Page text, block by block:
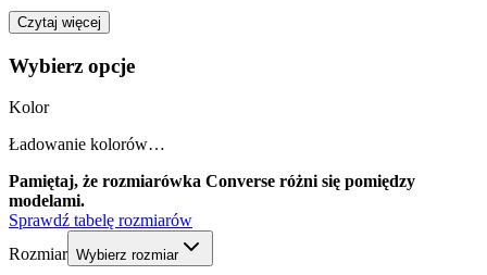
Czytaj więcej
Wybierz opcje
Kolor
Ładowanie kolorów…
Pamiętaj, że rozmiarówka Converse różni się pomiędzy
modelami.
Sprawdź tabelę rozmiarów
Rozmiar Wybierz rozmiar